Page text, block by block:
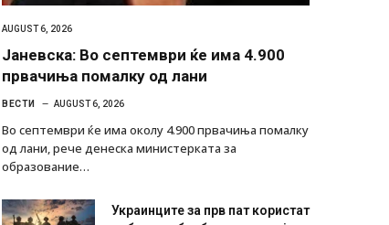
AUGUST 6, 2026
Јаневска: Во септември ќе има 4.900
првачиња помалку од лани
ВЕСТИ AUGUST 6, 2026
Во септември ќе има околу 4.900 првачиња помалку
од лани, рече денеска министерката за
образование…
Украинците за прв пат користат